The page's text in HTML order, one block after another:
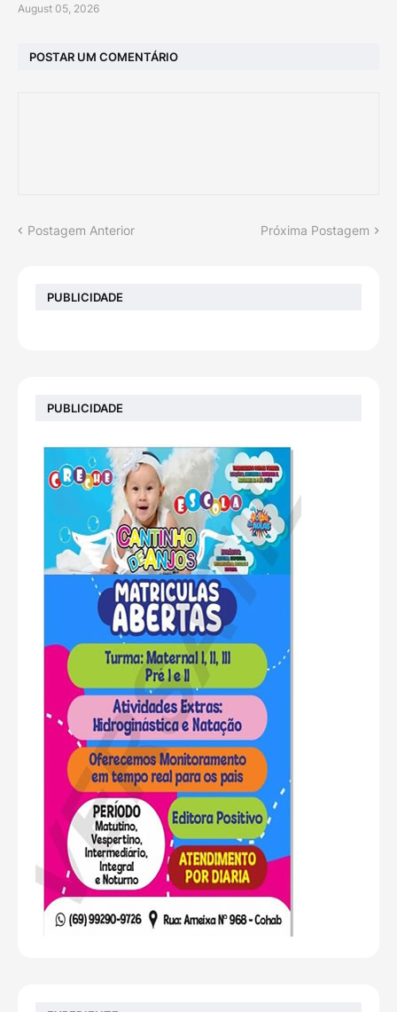
August 05, 2026
POSTAR UM COMENTÁRIO
Postagem Anterior Próxima Postagem
PUBLICIDADE
PUBLICIDADE